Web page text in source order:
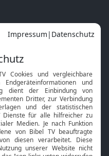
Apps & Angebote
Mobile App
Kids App
Smart TV
HbbTV
Bibelthek Online-Bibel
Nächster Gottesdienst